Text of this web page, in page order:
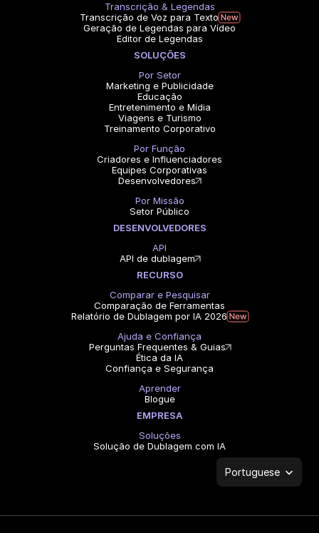
Transcrição & Legendas
Transcrição de Voz para Texto
Geração de Legendas para Vídeo
Editor de Legendas
SOLUÇÕES
Por Setor
Marketing e Publicidade
Educação
Entretenimento e Mídia
Viagens e Turismo
Treinamento Corporativo
Por Função
Criadores e Influenciadores
Equipes Corporativas
Desenvolvedores
Por Missão
Setor Público
DESENVOLVEDORES
API
API de dublagem
RECURSO
Comparar e Pesquisar
Comparação de Ferramentas
Relatório de Dublagem por IA 2026
Ajuda e Confiança
Perguntas Frequentes & Guias
Ética da IA
Confiança e Segurança
Aprender
Blogue
EMPRESA
Soluções
Solução de Dublagem com IA
Select Language
Portuguese